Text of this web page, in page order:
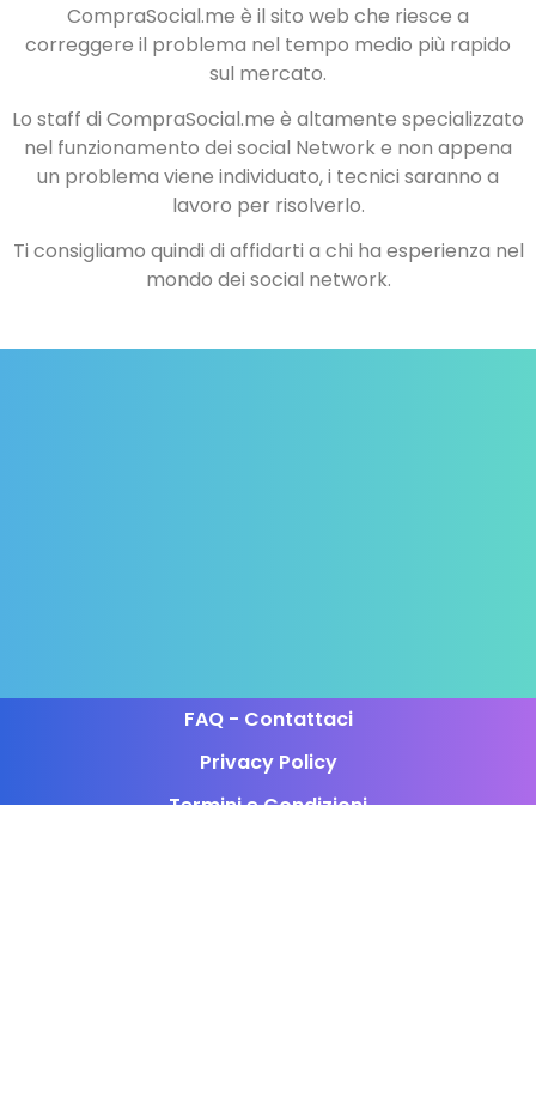
CompraSocial.me è il sito web che riesce a
correggere il problema nel tempo medio più rapido
sul mercato.
Lo staff di CompraSocial.me è altamente specializzato
nel funzionamento dei social Network e non appena
un problema viene individuato, i tecnici saranno a
lavoro per risolverlo.
Ti consigliamo quindi di affidarti a chi ha esperienza nel
mondo dei social network.
FAQ - Contattaci
Privacy Policy
Termini e Condizioni